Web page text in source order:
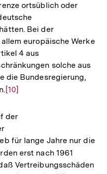
ortsüblich oder
Bei der
europäische Werke
4 aus
solche aus
die Bundesregierung,
Zur
der
[10]
der
für lange Jahre nur die
erst nach 1961
Vertreibungsschäden